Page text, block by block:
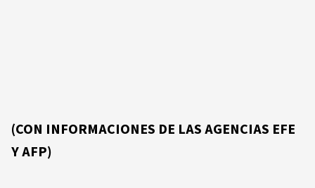
(CON INFORMACIONES DE LAS AGENCIAS EFE
Y AFP)